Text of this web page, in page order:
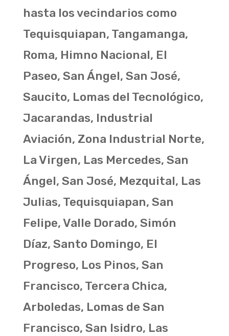
hasta los vecindarios como
Tequisquiapan, Tangamanga,
Roma, Himno Nacional, El
Paseo, San Ángel, San José,
Saucito, Lomas del Tecnológico,
Jacarandas, Industrial
Aviación, Zona Industrial Norte,
La Virgen, Las Mercedes, San
Ángel, San José, Mezquital, Las
Julias, Tequisquiapan, San
Felipe, Valle Dorado, Simón
Díaz, Santo Domingo, El
Progreso, Los Pinos, San
Francisco, Tercera Chica,
Arboledas, Lomas de San
Francisco, San Isidro, Las